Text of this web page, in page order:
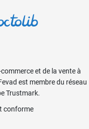
et de la vente à
est membre du réseau
Trustmark.
conforme